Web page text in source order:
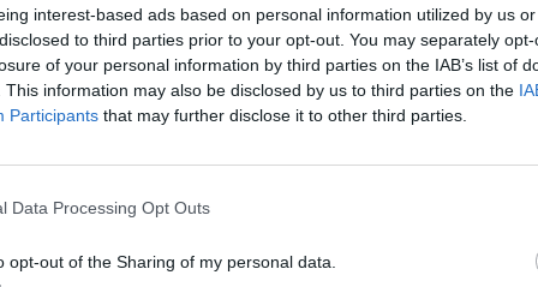
interest-based ads based on personal information utilized by us
to third parties prior to your opt-out. You may separately
of your personal information by third parties on the IAB’s list of
This information may also be disclosed by us to third parties on the
Participants that may further disclose it to other third parties.
Data Processing Opt Outs
opt-out of the Sharing of my personal data.
για την ανίχνευση ναρκωτικών.
η οποία επέτρεψε την ανακάλυψη μιας μεγάλης
«
οδικό δίκτυο
οι αρχές κατέσχεσαν σχεδόν 48 τόνους χασίς,
η ισπανική Πολιτοφυλακή και οι